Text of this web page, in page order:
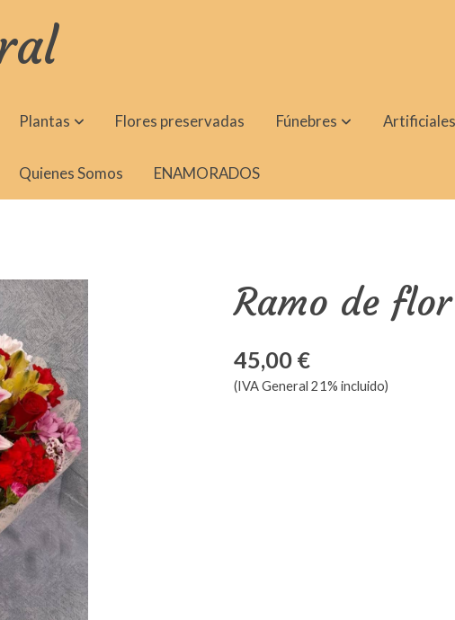
Plantas Flores preservadas Fúnebres Artificiales
Quienes Somos ENAMORADOS
Ramo de
45,00 €
(IVA General 21% incluido)